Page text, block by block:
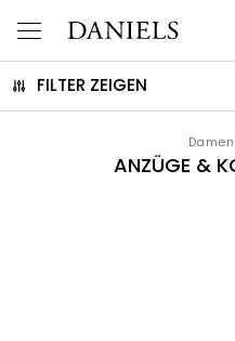
ANZÜGE &
FILTER ZEIGEN